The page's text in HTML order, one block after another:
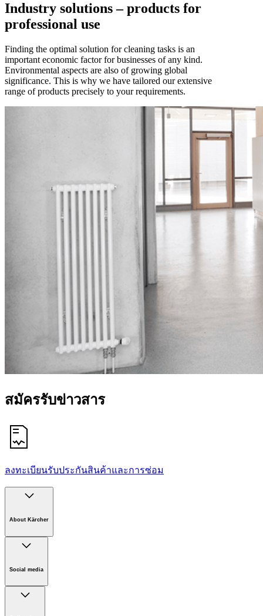
Industry solutions – products for
professional use
Finding the optimal solution for cleaning tasks is an
important economic factor for businesses of any kind.
Environmental aspects are also of growing global
significance. This is why we have tailored our extensive
range of products precisely to your requirements.
สมัครรับข่าวสาร
ลงทะเบียนรับประกันสินค้าและการซ่อม
About Kärcher
Sustainability
Newsroom
Social media